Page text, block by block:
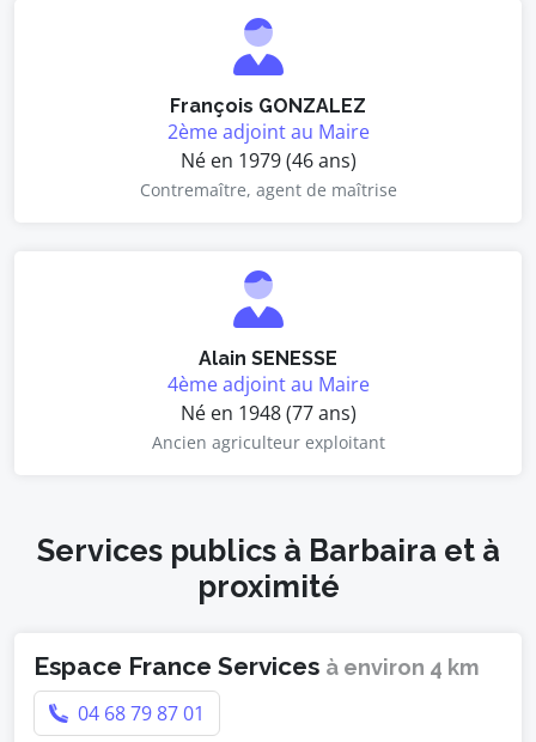
François GONZALEZ
2ème adjoint au Maire
Né en 1979 (46 ans)
Contremaître, agent de maîtrise
Alain SENESSE
4ème adjoint au Maire
Né en 1948 (77 ans)
Ancien agriculteur exploitant
Services publics à Barbaira et à
proximité
Espace France Services à environ 4 km
04 68 79 87 01